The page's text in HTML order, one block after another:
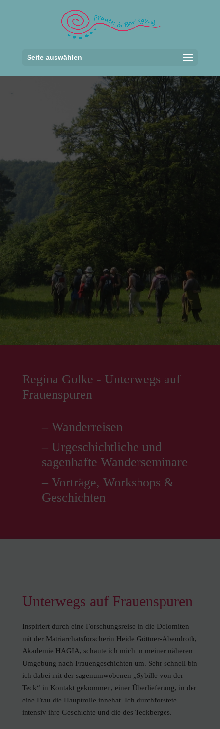
Seite auswählen
Regina Golke - Unterwegs auf
Frauenspuren
– Wanderreisen
– Urgeschichtliche und
sagenhafte Wanderseminare
– Vorträge, Workshops &
Geschichten
Unterwegs auf Frauenspuren
Inspiriert durch eine Forschungsreise in die Dolomiten
mit der Matriarchatsforscherin Heide Göttner-Abendroth,
Akademie HAGIA, schaute ich mich in meiner näheren
Umgebung nach Frauengeschichten um. Sehr schnell bin
ich dabei mit der sagenumwobenen „Sybille von der
Teck“ in Kontakt gekommen, einer Überlieferung, in der
eine Frau die Hauptrolle innehat. Ich durchforstete
intensiv ihre Geschichte und die des Teckberges.